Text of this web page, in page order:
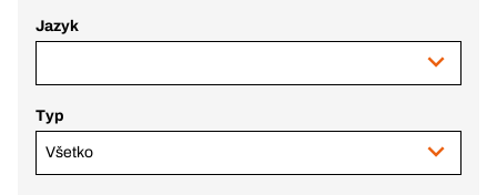
Jazyk
Typ
Všetko